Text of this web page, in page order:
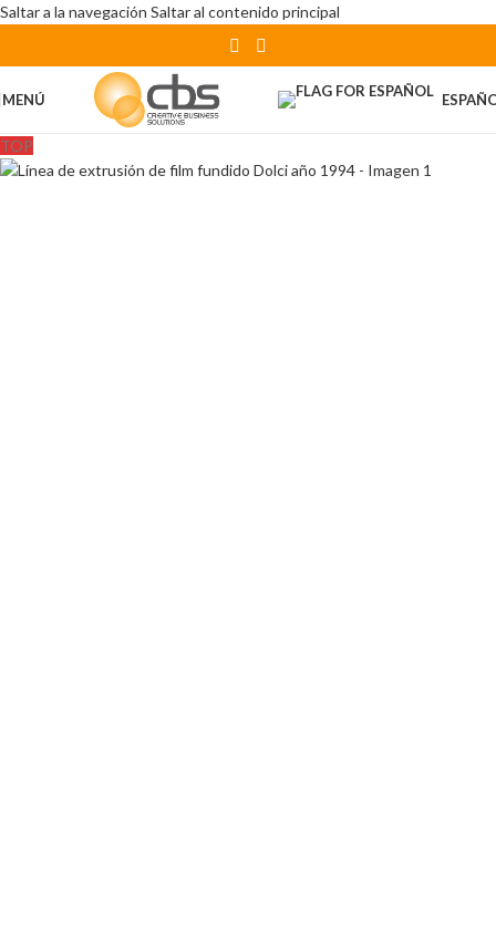
Saltar a la navegación Saltar al contenido principal
MENÚ
TOP